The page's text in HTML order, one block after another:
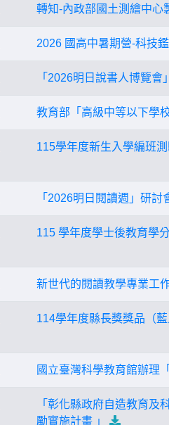
轉知-內政部國土測繪中心
2026 國高中暑期營-科技
「2026明日說書人博覽
教育部「高級中等以下學
115學年度新生入學編班
「2026明日閱讀週」研討
115 學年度學士後教育學
新世代的閱讀教學專業工
114學年度縣長獎獎品（
國立臺灣科學教育館辦理
「彰化縣政府自造教育
勵實施計畫 」